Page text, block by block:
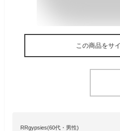
この商品をサ
RRgypsies(60代・男性)